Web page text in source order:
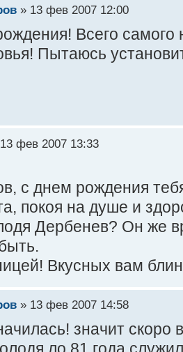
» 13 фев 2007 12:00
Всего самого
Пытаюсь
фев 2007 13:33
с днем рождения
покоя на душе и
Дербенев? Он же
Вкусных вам
» 13 фев 2007 14:58
значит скоро